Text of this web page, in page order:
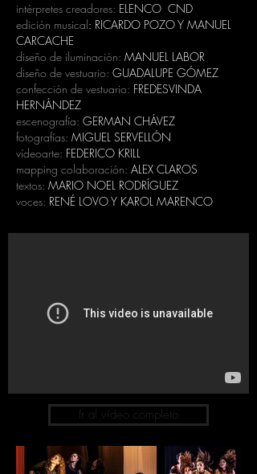
intérpretes creadores: ELENCO CND
edición musical: RICARDO POZO Y MANUEL
CARCACHE
diseño de iluminación: MANUEL LABOR
diseño de vestuario: GUADALUPE GÓMEZ
confección de vestuario: FREDESVINDA
HERNÁNDEZ
escenografía: GERMAN CHÁVEZ
fotografías: MIGUEL SERVELLÓN
vídeoarte: FEDERICO KRILL
mapping colaboración: ALEX CLAROS
textos: MARIO NOEL RODRÍGUEZ
voces: RENÉ LOVO Y KAROL MARENCO
Ir al vídeo completo